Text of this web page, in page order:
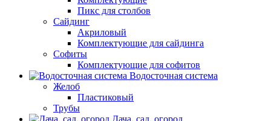
Пикс для столбов
Сайдинг
Акриловый
Комплектующие для сайдинга
Софиты
Комплектующие для софитов
Водосточная система
Желоб
Пластиковый
Трубы
Дача, сад, огород